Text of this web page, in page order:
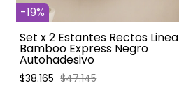
-19%
Set x 2 Estantes Rectos Linea
Bamboo Express Negro
Autohadesivo
$38.165 $47.145